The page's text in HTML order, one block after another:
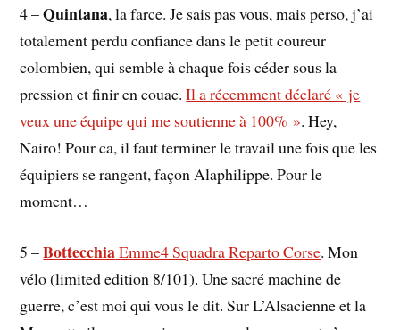
4 –Quintana, la farce. Je sais pas vous, mais perso, j’ai
totalement perdu confiance dans le petit coureur
colombien, qui semble à chaque fois céder sous la
pression et finir en couac.Il a récemment déclaré « je
veux une équipe qui me soutienne à 100% ». Hey,
Nairo! Pour ca, il faut terminer le travail une fois que les
équipiers se rangent, façon Alaphilippe. Pour le
moment…
5 –BottecchiaEmme4 Squadra Reparto Corse. Mon
vélo (limited edition 8/101). Une sacré machine de
guerre, c’est moi qui vous le dit. Sur L’Alsacienne et la